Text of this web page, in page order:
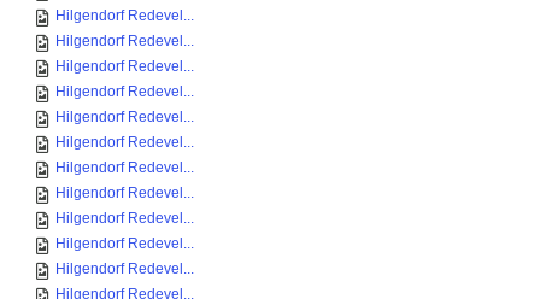
Hilgendorf Redevel...
Hilgendorf Redevel...
Hilgendorf Redevel...
Hilgendorf Redevel...
Hilgendorf Redevel...
Hilgendorf Redevel...
Hilgendorf Redevel...
Hilgendorf Redevel...
Hilgendorf Redevel...
Hilgendorf Redevel...
Hilgendorf Redevel...
Hilgendorf Redevel...